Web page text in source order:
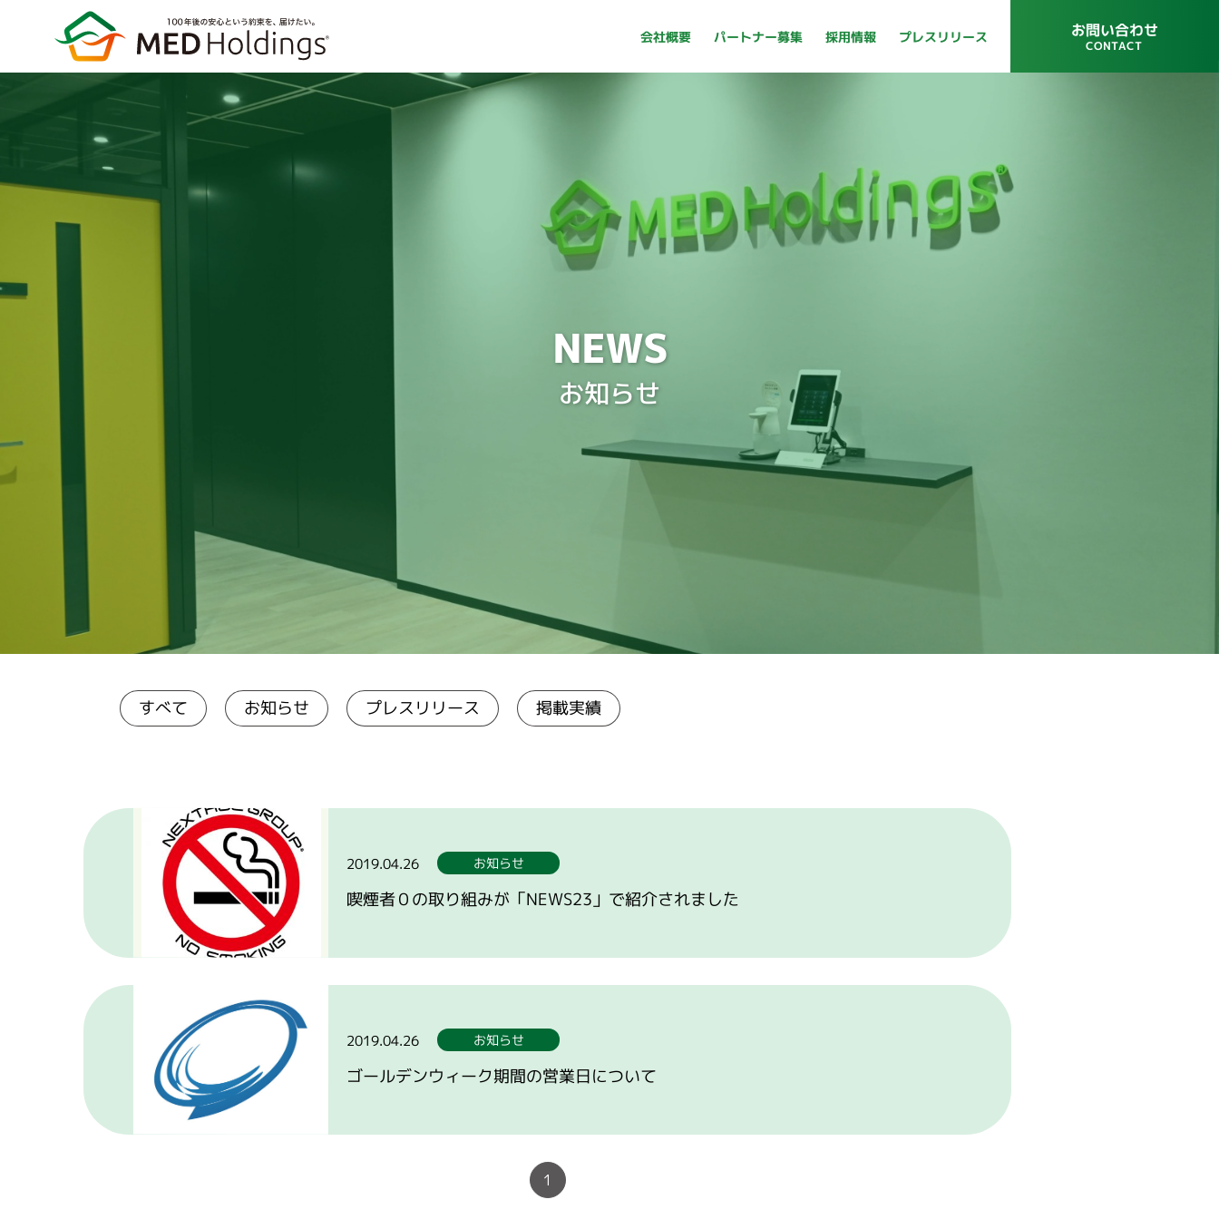
会社概要 パートナー募集 採用情報 プレスリリース お問い合わせ
CONTACT
NEWS
お知らせ
すべて お知らせ プレスリリース 掲載実績
2019.04.26 お知らせ
喫煙者０の取り組みが「NEWS23」で紹介されました
2019.04.26 お知らせ
ゴールデンウィーク期間の営業日について
1